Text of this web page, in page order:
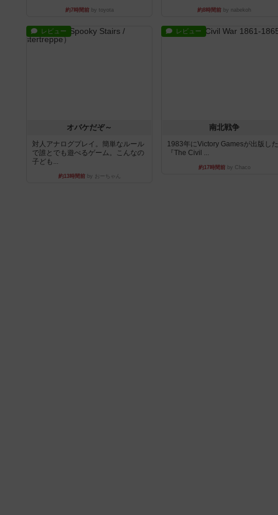
約7時間前by toyota 約8時間前 by nabekoh
レビュー
オバケだぞ～
対人アナログプレイ。簡単なルール
で誰とでも遊べるゲーム。こんなの
子ども...
約13時間前by おーちゃん
レビュー
南北戦争
1983年にVictory Gamesが出版した
『The Civil ...
約17時間前by Chaco